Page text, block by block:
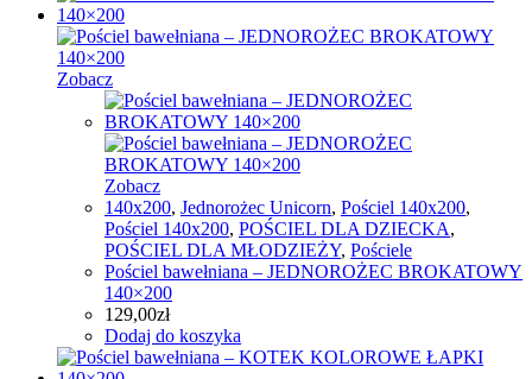
Zobacz
Zobacz
140x200, Jednorożec Unicorn, Pościel 140x200,
Pościel 140x200, POŚCIEL DLA DZIECKA,
POŚCIEL DLA MŁODZIEŻY, Pościele
Pościel bawełniana – JEDNOROŻEC BROKATOWY
140×200
129,00zł
Dodaj do koszyka